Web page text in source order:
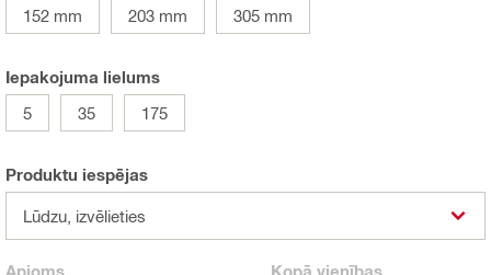
152 mm
203 mm 305 mm
Iepakojuma lielums
5
35 175
Produktu iespējas
Lūdzu, izvēlieties
Apjoms Kopā vienības